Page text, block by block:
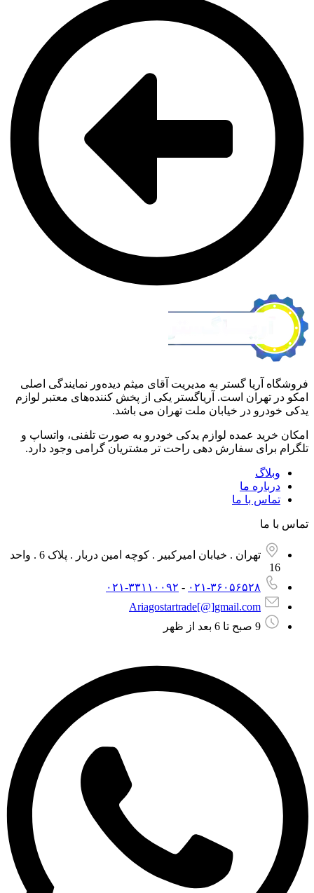
فروشگاه آریا گستر به مدیریت آقای میثم دیده‌ور نمایندگی اصلی
امکو در تهران است. آریاگستر یکی از پخش کننده‌های معتبر لوازم
یدکی خودرو در خیابان ملت تهران می باشد.
امکان خرید عمده لوازم یدکی خودرو به صورت تلفنی، واتساپ و
تلگرام برای سفارش دهی راحت تر مشتریان گرامی وجود دارد.
وبلاگ
درباره ما
تماس با ما
تماس با ما
تهران . خیابان امیرکبیر . کوچه امین دربار . پلاک 6 . واحد
16
۰۲۱-۳۶۰۵۶۵۲۸ - ۰۲۱-۳۳۱۱۰۰۹۲
Ariagostartrade[@]gmail.com​
9 صبح تا 6 بعد از ظهر